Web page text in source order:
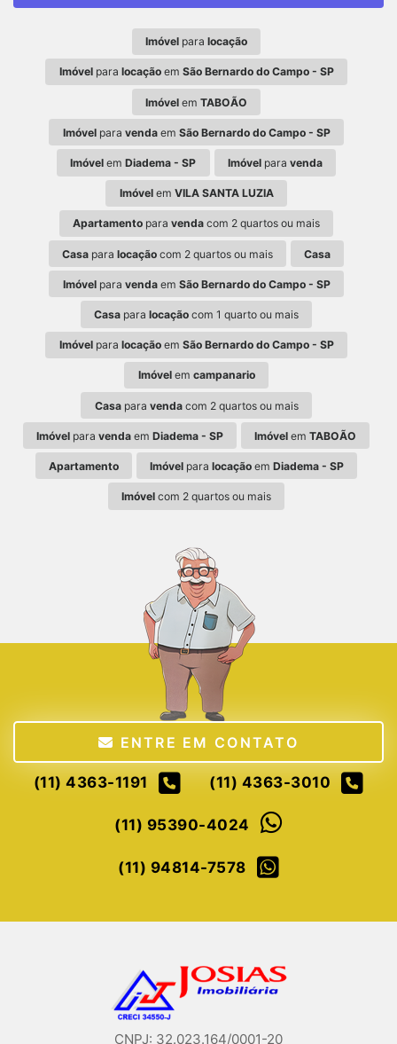
Imóvel para locação
Imóvelpara locaçãoem São Bernardo do Campo - SP
Imóvel em TABOÃO
Imóvelpara vendaem São Bernardo do Campo - SP
Imóvel emDiadema - SP Imóvelpara venda
Imóvelem VILA SANTA LUZIA
Apartamento para venda com 2 quartos ou mais
Casapara locaçãocom 2 quartos ou mais Casa
Imóvelpara vendaem São Bernardo do Campo - SP
Casa para locação com 1 quarto ou mais
Imóvelpara locaçãoem São Bernardo do Campo - SP
Imóvelem campanario
Casapara vendacom 2 quartos ou mais
Imóvelpara vendaem Diadema - SP Imóvel emTABOÃO
Apartamento Imóvel paralocação emDiadema - SP
Imóvel com 2 quartos ou mais
ENTRE EM CONTATO
(11) 4363-1191 (11) 4363-3010
(11) 95390-4024
(11) 94814-7578
CNPJ: 32.023.164/0001-20